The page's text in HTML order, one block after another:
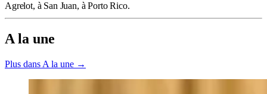
Agrelot, à San Juan, à Porto Rico.
A la une
Plus dans A la une →